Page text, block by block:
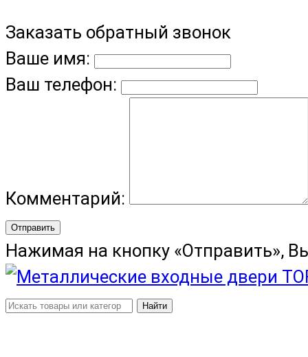
Заказать обратный звонок
Ваше имя:
Ваш телефон:
Комментарий:
Отправить
Нажимая на кнопку «Отправить»,
Найти